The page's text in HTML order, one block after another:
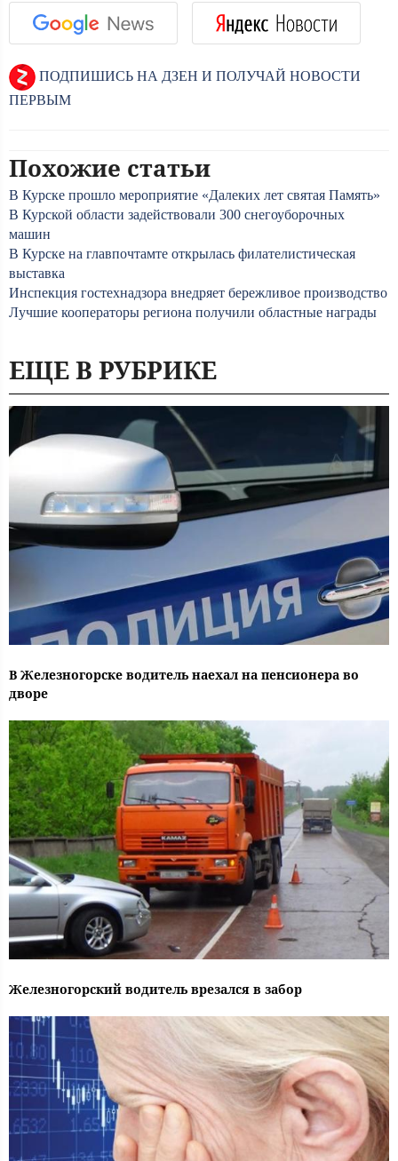
ПОДПИШИСЬ НА ДЗЕН И ПОЛУЧАЙ НОВОСТИ
ПЕРВЫМ
Похожие статьи
В Курске прошло мероприятие «Далеких лет святая Память»
В Курской области задействовали 300 снегоуборочных
машин
В Курске на главпочтамте открылась филателистическая
выставка
Инспекция гостехнадзора внедряет бережливое производство
Лучшие кооператоры региона получили областные награды
ЕЩЕ В РУБРИКЕ
В Железногорске водитель наехал на пенсионера во
дворе
Железногорский водитель врезался в забор